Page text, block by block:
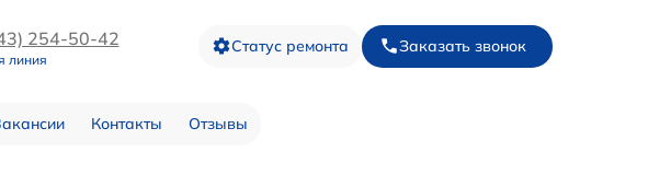
254-50-42
линия
Статус ремонта Заказать звонок
Контакты Отзывы